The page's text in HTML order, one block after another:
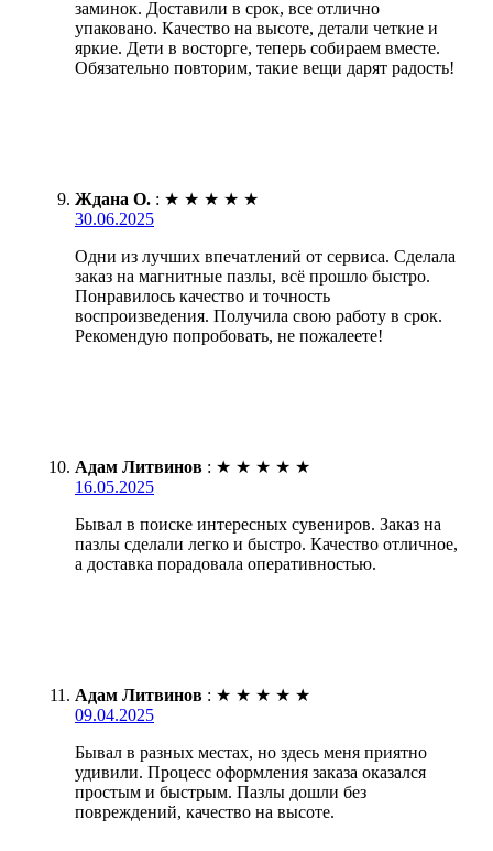
заминок. Доставили в срок, все отлично
упаковано. Качество на высоте, детали четкие и
яркие. Дети в восторге, теперь собираем вместе.
Обязательно повторим, такие вещи дарят радость!
Ждана О. : ★ ★ ★ ★ ★
30.06.2025
Одни из лучших впечатлений от сервиса. Сделала
заказ на магнитные пазлы, всё прошло быстро.
Понравилось качество и точность
воспроизведения. Получила свою работу в срок.
Рекомендую попробовать, не пожалеете!
Адам Литвинов : ★ ★ ★ ★ ★
16.05.2025
Бывал в поиске интересных сувениров. Заказ на
пазлы сделали легко и быстро. Качество отличное,
а доставка порадовала оперативностью.
Адам Литвинов : ★ ★ ★ ★ ★
09.04.2025
Бывал в разных местах, но здесь меня приятно
удивили. Процесс оформления заказа оказался
простым и быстрым. Пазлы дошли без
повреждений, качество на высоте.